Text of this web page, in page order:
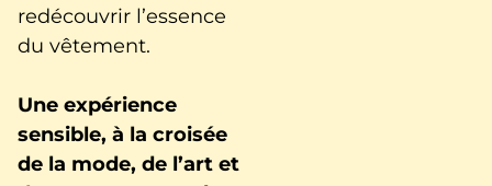
redécouvrir l’essence
du vêtement.
Une expérience
sensible, à la croisée
de la mode, de l’art et